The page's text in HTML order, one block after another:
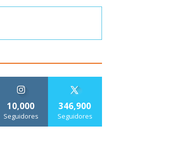
10,000
Seguidores
346,900
Seguidores